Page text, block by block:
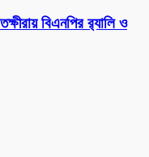
বিএনপির র‌্যালি ও